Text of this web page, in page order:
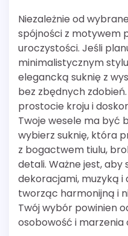
Niezależnie od
spójności z motywem
uroczystości. Jeśli
minimalistycznym
elegancką suknię z
bez zbędnych
prostocie kroju i
Twoje wesele ma być
wybierz suknię, która
z bogactwem tiulu,
detali. Ważne jest, aby
dekoracjami, muzyką i
tworząc harmonijną i
Twój wybór powinien
osobowość i